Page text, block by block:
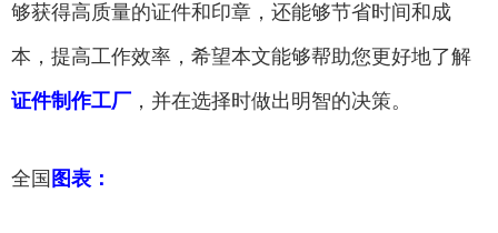
够获得高质量的证件和印章，还能够节省时间和成
本，提高工作效率，希望本文能够帮助您更好地了解
证件制作工厂 ，并在选择时做出明智的决策。
全国 图表：